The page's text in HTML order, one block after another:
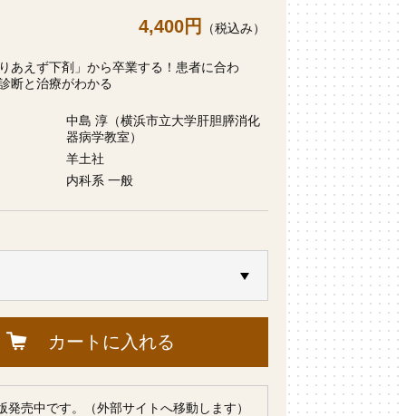
4,400円 （税込み）
りあえず下剤」から卒業する！患者に合わ
断と治療がわかる
中島 淳（横浜市立大学肝胆膵消化
器病学教室）
羊土社
内科系 一般
カートに入れる
発売中です。（外部サイトへ移動します）